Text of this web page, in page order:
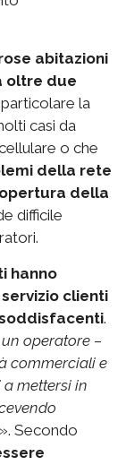
abitazioni
oltre due
la
casi da
o che
della rete
della
difficile
hanno
clienti
.
operatore –
commerciali e
mettersi in
». Secondo